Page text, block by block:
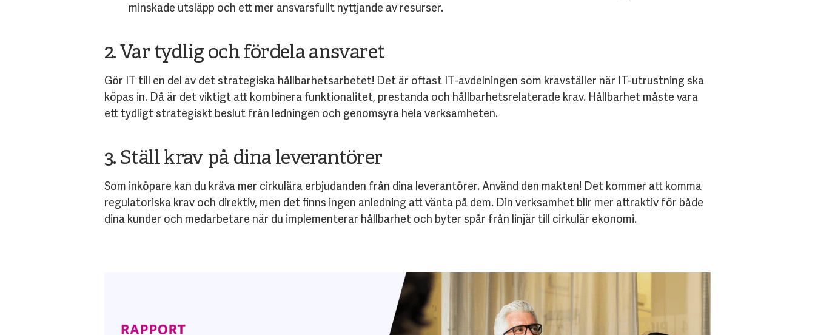
minskade utsläpp och ett mer ansvarsfullt nyttjande av resurser.
2. Var tydlig och fördela ansvaret
Gör IT till en del av det strategiska hållbarhetsarbetet! Det är oftast IT-avdelningen som kravställer när IT-utrustning ska
köpas in. Då är det viktigt att kombinera funktionalitet, prestanda och hållbarhetsrelaterade krav. Hållbarhet måste vara
ett tydligt strategiskt beslut från ledningen och genomsyra hela verksamheten.
3. Ställ krav på dina leverantörer
Som inköpare kan du kräva mer cirkulära erbjudanden från dina leverantörer. Använd den makten! Det kommer att komma
regulatoriska krav och direktiv, men det finns ingen anledning att vänta på dem. Din verksamhet blir mer attraktiv för både
dina kunder och medarbetare när du implementerar hållbarhet och byter spår från linjär till cirkulär ekonomi.